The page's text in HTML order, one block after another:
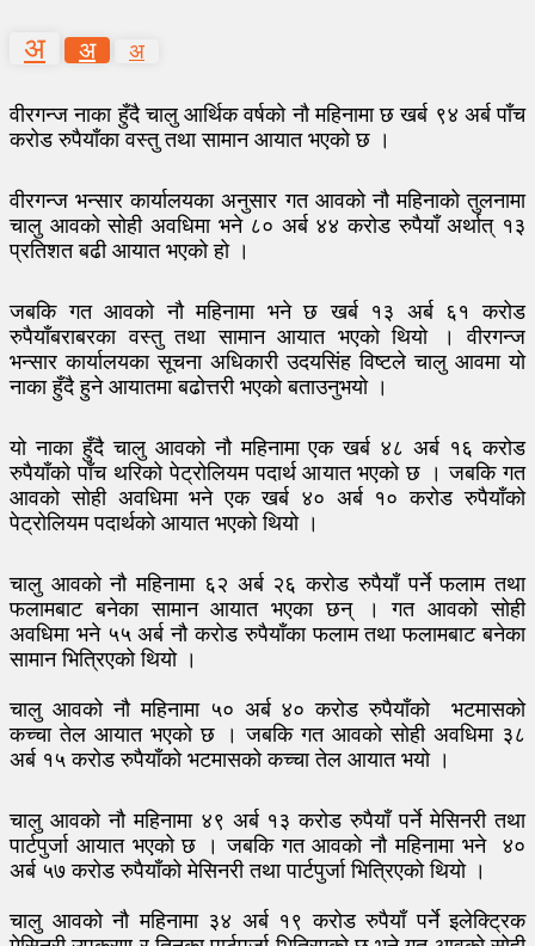
अ अ अ
वीरगन्ज नाका हुँदै चालु आर्थिक वर्षको नौ महिनामा छ खर्ब ९४ अर्ब पाँच
करोड रुपैयाँका वस्तु तथा सामान आयात भएको छ ।
वीरगन्ज भन्सार कार्यालयका अनुसार गत आवको नौ महिनाको तुलनामा
चालु आवको सोही अवधिमा भने ८० अर्ब ४४ करोड रुपैयाँ अर्थात् १३
प्रतिशत बढी आयात भएको हो ।
जबकि गत आवको नौ महिनामा भने छ खर्ब १३ अर्ब ६१ करोड
रुपैयाँबराबरका वस्तु तथा सामान आयात भएको थियो । वीरगन्ज
भन्सार कार्यालयका सूचना अधिकारी उदयसिंह विष्टले चालु आवमा यो
नाका हुँदै हुने आयातमा बढोत्तरी भएको बताउनुभयो ।
यो नाका हुँदै चालु आवको नौ महिनामा एक खर्ब ४८ अर्ब १६ करोड
रुपैयाँको पाँच थरिको पेट्रोलियम पदार्थ आयात भएको छ । जबकि गत
आवको सोही अवधिमा भने एक खर्ब ४० अर्ब १० करोड रुपैयाँको
पेट्रोलियम पदार्थको आयात भएको थियो ।
चालु आवको नौ महिनामा ६२ अर्ब २६ करोड रुपैयाँ पर्ने फलाम तथा
फलामबाट बनेका सामान आयात भएका छन् । गत आवको सोही
अवधिमा भने ५५ अर्ब नौ करोड रुपैयाँका फलाम तथा फलामबाट बनेका
सामान भित्रिएको थियो ।
चालु आवको नौ महिनामा ५० अर्ब ४० करोड रुपैयाँको भटमासको
कच्चा तेल आयात भएको छ । जबकि गत आवको सोही अवधिमा ३८
अर्ब १५ करोड रुपैयाँको भटमासको कच्चा तेल आयात भयो ।
चालु आवको नौ महिनामा ४९ अर्ब १३ करोड रुपैयाँ पर्ने मेसिनरी तथा
पार्टपुर्जा आयात भएको छ । जबकि गत आवको नौ महिनामा भने ४०
अर्ब ५७ करोड रुपैयाँको मेसिनरी तथा पार्टपुर्जा भित्रिएको थियो ।
चालु आवको नौ महिनामा ३४ अर्ब १९ करोड रुपैयाँ पर्ने इलेक्ट्रिक